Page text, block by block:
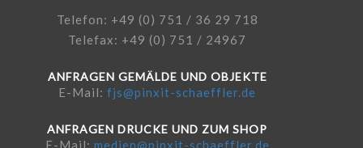
Telefon: +49 (0) 751 / 36 29 718
Telefax: +49 (0) 751 / 24967
ANFRAGEN GEMÄLDE UND OBJEKTE
E-Mail: fjs@pinxit-schaeffler.de
ANFRAGEN DRUCKE UND ZUM SHOP
E-Mail: medien@pinxit-schaeffler.de